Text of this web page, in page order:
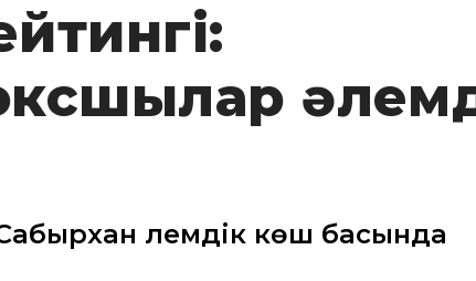
әлемдік көш басында